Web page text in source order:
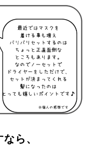
ら、